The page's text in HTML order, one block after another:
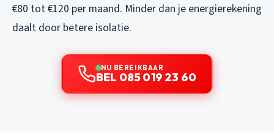
€80 tot €120 per maand. Minder dan je energierekening
daalt door betere isolatie.
NU BEREIKBAAR
BEL 085 019 23 60